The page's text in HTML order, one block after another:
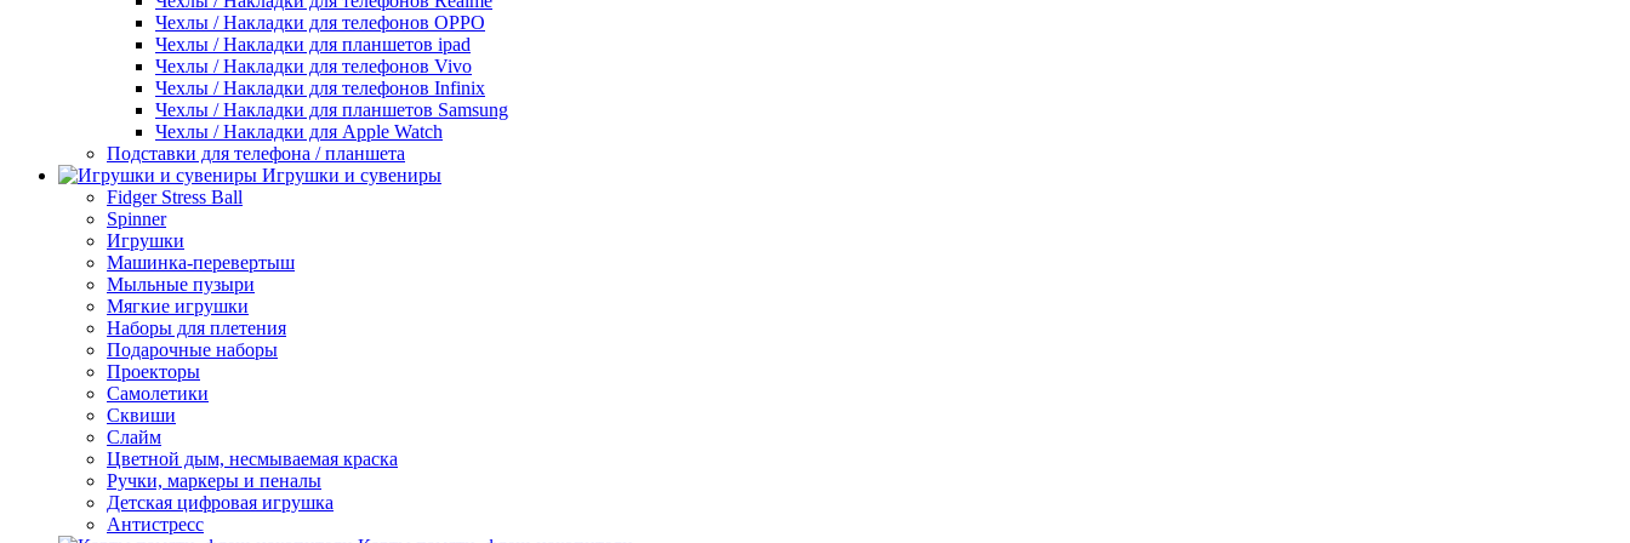
Чехлы / Накладки для телефонов OPPO
Чехлы / Накладки для планшетов ipad
Чехлы / Накладки для телефонов Vivo
Чехлы / Накладки для телефонов Infinix
Чехлы / Накладки для планшетов Samsung
Чехлы / Накладки для Apple Watch
Подставки для телефона / планшета
Игрушки и сувениры
Fidger Stress Ball
Spinner
Игрушки
Машинка-перевертыш
Мыльные пузыри
Мягкие игрушки
Наборы для плетения
Подарочные наборы
Проекторы
Самолетики
Сквиши
Слайм
Цветной дым, несмываемая краска
Ручки, маркеры и пеналы
Детская цифровая игрушка
Антистресс